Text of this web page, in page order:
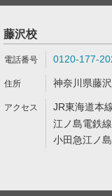
藤沢校
0120-177-
神奈川県藤
JR東海道本
江ノ島電鉄
小田急江ノ